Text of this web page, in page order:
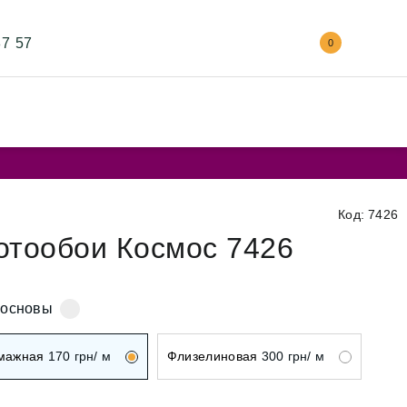
57 0
Код: 7426
Космос 7426
170 грн/ м Флизелиновая 300 грн/ м